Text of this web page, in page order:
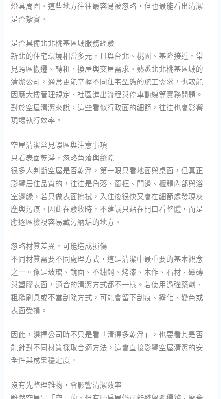
燈具周圍。這些地方往往最容易被忽略，但也最能看出清潔
是否紮實。
是否具備北北桃基區域服務經驗
新北的住宅環境相當多元，且與台北、桃園、基隆接近，常
見跨區搬遷、轉租、換屋與交屋需求。熟悉北北桃基區域的
清潔公司，通常更能掌握不同住宅型態的施工需求，也較能
因應大樓管理規定、社區進出流程與停車動線等實務問題。
對於空屋清潔來說，這些看似行政面的細節，往往也會影響
現場執行效率。
空屋清潔常見誤區與注意事項
只看表面乾淨，忽略角落與縫隙
很多人判斷空屋是否乾淨，第一眼只看地面與桌面，但真正
影響居住品質的，往往是角落、窗框、門邊、櫃體內部與浴
室邊緣。若只做表面擦拭，入住後很快又會在細節處發現灰
塵與污痕。因此在驗收時，不建議只站在門口看整體，而是
應逐區檢視容易藏污納垢的地方。
忽略材質差異，可能造成損傷
不同材質需要不同處理方式，這是清潔中最重要的基本觀念
之一。像是玻璃、鏡面、不鏽鋼、烤漆、木作、石材、磁磚
與塑膠表面，適合的清潔方式都不一樣。若使用過強藥劑、
粗糙刷具或不當刮除方式，可能會留下刮痕、霧化、變色或
表面受損。
因此，選擇公司時不只是看「清得多乾淨」，也要看其是否
能針對不同材質採取合適方法。這會直接影響空屋清潔的安
全性與成果穩定度。
沒有先整理雜物，會影響清潔效率